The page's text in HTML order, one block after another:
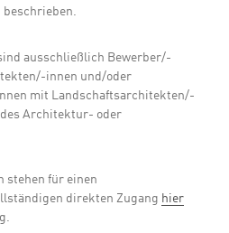
ausschließlich Bewerber/-
innen und/oder
mit Landschaftsarchitekten/-
Architektur- oder
stehen für einen
direkten Zugang hier